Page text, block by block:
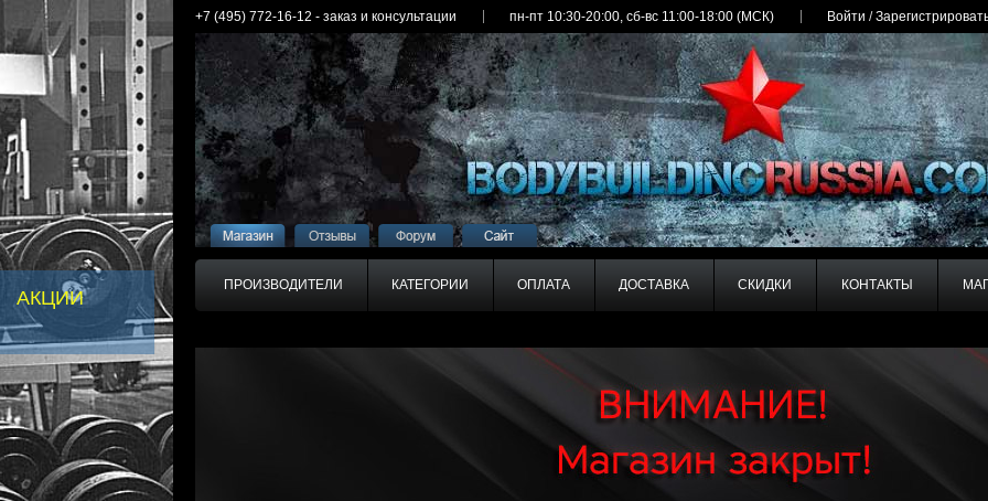
+7 (495) 772-16-12 - заказ и консультации пн-пт 10:30-20:00, сб-вс 11:00-18:00 (МСК) Войти /
ПРОИЗВОДИТЕЛИ КАТЕГОРИИ ОПЛАТА ДОСТАВКА СКИДКИ КОНТАКТЫ
АКЦИИ